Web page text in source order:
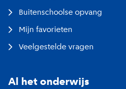
Buitenschoolse opvang
Mijn favorieten
Veelgestelde vragen
Al het onderwijs